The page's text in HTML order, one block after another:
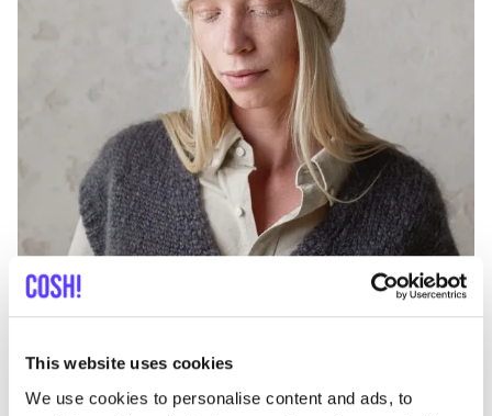
This website uses cookies
We use cookies to personalise content and ads, to